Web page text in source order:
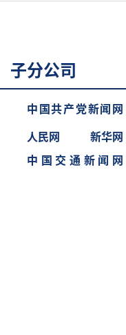
子分公司
中国共产党新闻网
人民网
新华网
中国交通新闻网